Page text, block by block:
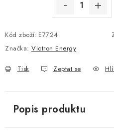
POŠTOVNÉ A
KONFIGURÁTOR AUTOBATERIÍ
VÝMĚNA AUTOBATERIE
OCHRANA OSOBNÍCH ÚDAJŮ
JAK NA TO S BATTERY.CZ
Kód zboží: E7724
Značka: Victron Energy
Tisk Zeptat se
Popis produktu